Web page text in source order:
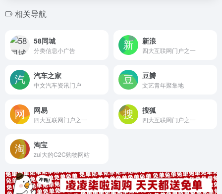
相关导航
58同城
分类信息小广告
新浪
四大互联网门户之一
汽车之家
中文汽车资讯门户
豆瓣
文艺青年聚集地
网易
四大互联网门户之一
搜狐
四大互联网门户之一
淘宝
zui大的C2C购物网站